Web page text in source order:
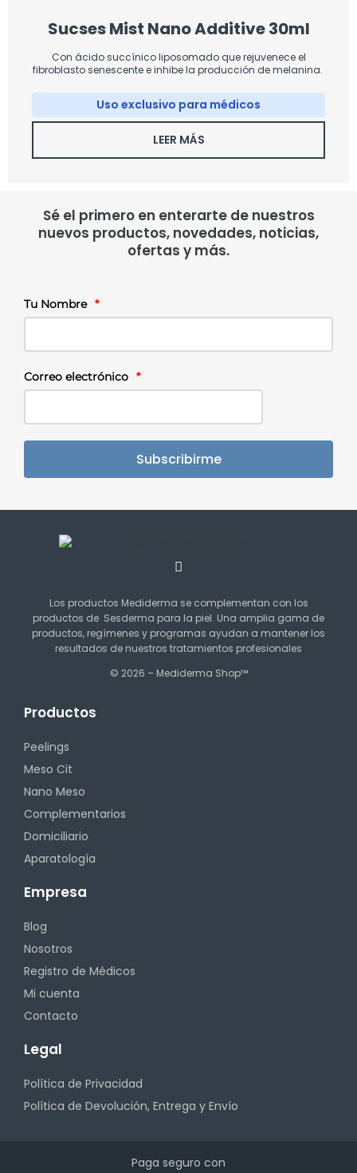
Sucses Mist Nano Additive 30ml
Con ácido succínico liposomado que rejuvenece el
fibroblasto senescente e inhibe la producción de melanina.
Uso exclusivo para médicos
LEER MÁS
Sé el primero en enterarte de nuestros
nuevos productos, novedades, noticias,
ofertas y más.
Tu Nombre *
Correo electrónico *
Subscribirme
Los productos Mediderma se complementan con los
productos de Sesderma para la piel. Una amplia gama de
productos, regímenes y programas ayudan a mantener los
resultados de nuestros tratamientos profesionales
© 2026 – Mediderma Shop™
Productos
Peelings
Meso Cit
Nano Meso
Complementarios
Domiciliario
Aparatología
Empresa
Blog
Nosotros
Registro de Médicos
Mi cuenta
Contacto
Legal
Política de Privacidad
Política de Devolución, Entrega y Envío
Paga seguro con